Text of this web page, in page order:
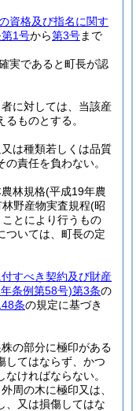
資格及び指名に関す
1号から第3号まで
実であると町長が認
に対しては、当該産
ものとする。
は種類若しくは品質
責任を負わない。
林規格(平成19年農
野産物実査規程(昭
とにより行うもの
ついては、町長の定
すべき契約及び財産
条例第58号)第3条の
条の規定に基づき
の部分に極印がある
してはならず、かつ
ければならない。
周の木に極印又は、
、又は損傷してはな